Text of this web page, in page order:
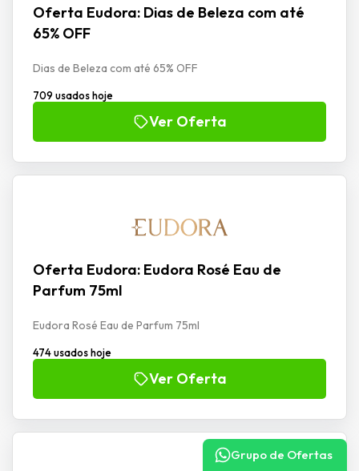
Oferta Eudora: Dias de Beleza com até
65% OFF
Dias de Beleza com até 65% OFF
709 usados hoje
Ver Oferta
Oferta Eudora: Eudora Rosé Eau de
Parfum 75ml
Eudora Rosé Eau de Parfum 75ml
474 usados hoje
Ver Oferta
Grupo de Ofertas